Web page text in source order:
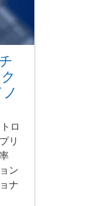
ロ
リ
ン
ナ